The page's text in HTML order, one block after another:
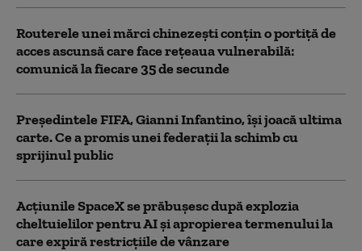
Routerele unei mărci chinezești conțin o portiță de
acces ascunsă care face rețeaua vulnerabilă:
comunică la fiecare 35 de secunde
Președintele FIFA, Gianni Infantino, îşi joacă ultima
carte. Ce a promis unei federații la schimb cu
sprijinul public
Acţiunile SpaceX se prăbuşesc după explozia
cheltuielilor pentru AI şi apropierea termenului la
care expiră restricţiile de vânzare